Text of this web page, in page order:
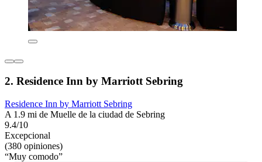
2. Residence Inn by Marriott Sebring
Residence Inn by Marriott Sebring
A 1.9 mi de Muelle de la ciudad de Sebring
9.4/10
Excepcional
(380 opiniones)
“Muy comodo”